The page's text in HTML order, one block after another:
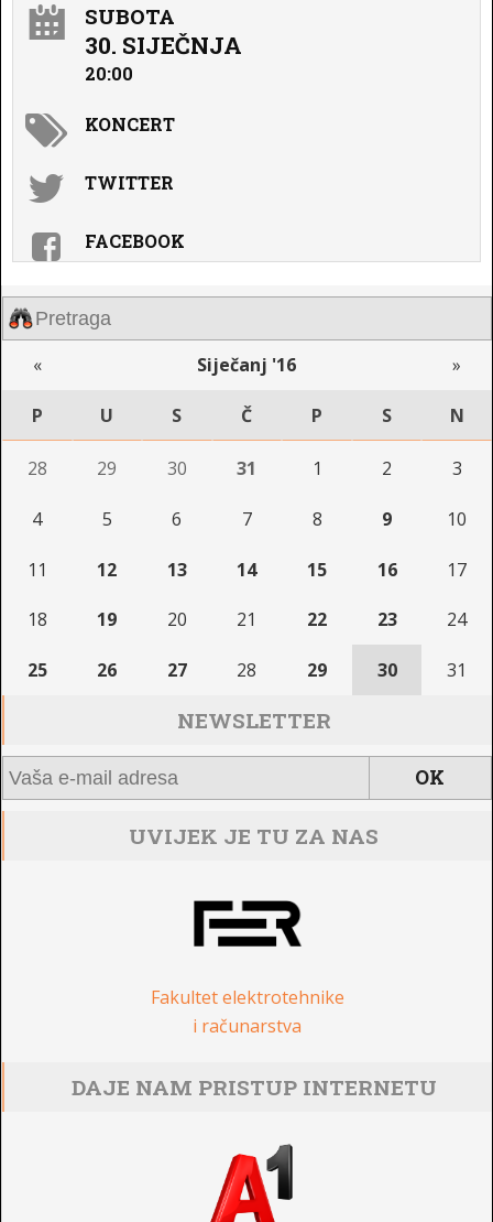
SUBOTA
30. SIJEČNJA
20:00
KONCERT
TWITTER
FACEBOOK
« Siječanj '16 »
P U S Č P S N
28 29 30 31 1 2 3
4 5 6 7 8 9 10
11 12 13 14 15 16 17
18 19 20 21 22 23 24
25 26 27 28 29 30 31
NEWSLETTER
UVIJEK JE TU ZA NAS
Fakultet elektrotehnike
i računarstva
DAJE NAM PRISTUP INTERNETU